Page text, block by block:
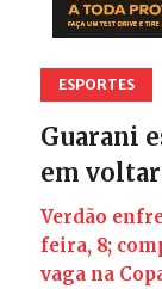
ESPORTES
Guarani
em
Verdão
feira, 8;
vaga na